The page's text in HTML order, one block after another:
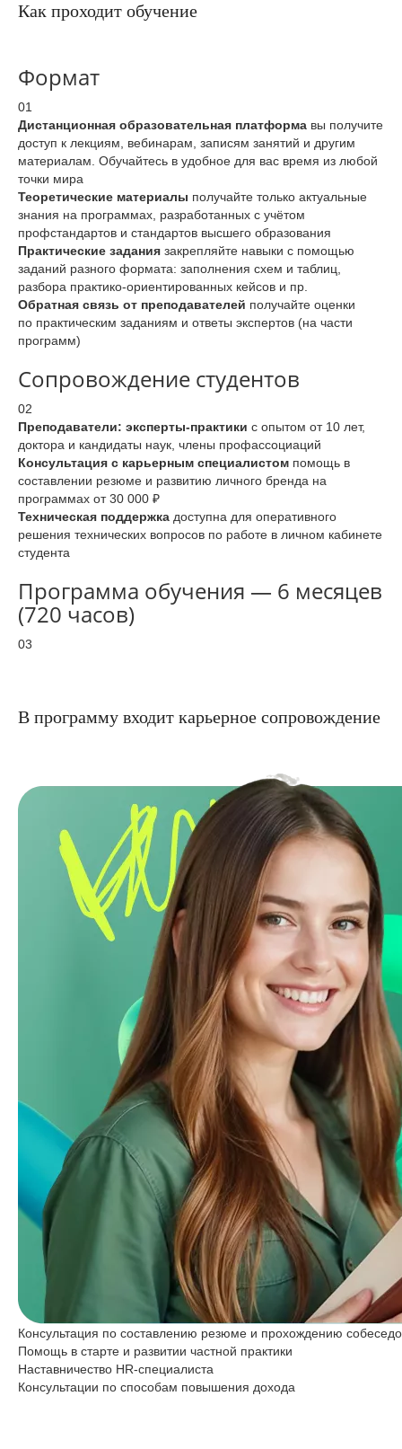
Как проходит обучение
Формат
01
Дистанционная образовательная платформа вы получите
доступ к лекциям, вебинарам, записям занятий и другим
материалам. Обучайтесь в удобное для вас время из любой
точки мира
Теоретические материалы получайте только актуальные
знания на программах, разработанных с учётом
профстандартов и стандартов высшего образования
Практические задания закрепляйте навыки с помощью
заданий разного формата: заполнения схем и таблиц,
разбора практико-ориентированных кейсов и пр.
Обратная связь от преподавателей получайте оценки
по практическим заданиям и ответы экспертов (на части
программ)
Сопровождение студентов
02
Преподаватели: эксперты-практики с опытом от 10 лет,
доктора и кандидаты наук, члены профассоциаций
Консультация с карьерным специалистом помощь в
составлении резюме и развитию личного бренда на
программах от 30 000 ₽
Техническая поддержка доступна для оперативного
решения технических вопросов по работе в личном кабинете
студента
Программа обучения — 6 месяцев
(720 часов)
03
В программу входит карьерное сопровождение
Консультация по составлению резюме и прохождению
Помощь в старте и развитии частной практики
Наставничество HR-специалиста
Консультации по способам повышения дохода